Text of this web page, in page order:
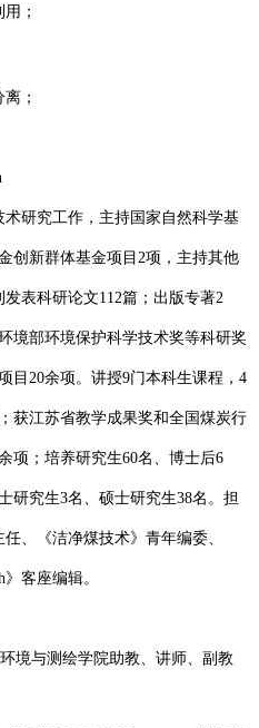
；
；
研究工作，主持国家自然科学基
创新群体基金项目 2项，主持其他
发表科研论文112篇；出版专著2
境部环境保护科学技术奖等科研奖
目 20余项。讲授9门本科生课程， 4
获江苏省教学成果奖和全国煤炭行
项；培养研究生60名、博士后6
研究生3名、硕士研究生38名。担
、《洁净煤技术》青年编委、
》客座编辑。
境与测绘学院助教、讲师、副教